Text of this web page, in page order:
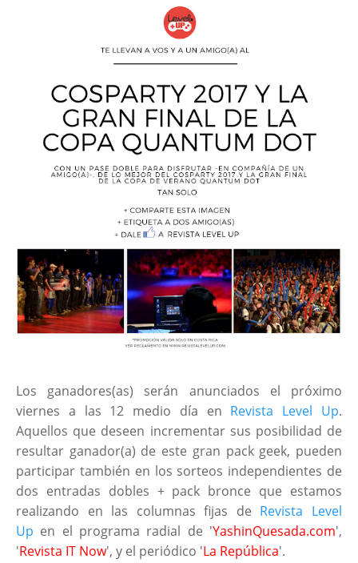
Los ganadores(as) serán anunciados el próximo
viernes a las 12 medio día en Revista Level Up.
Aquellos que deseen incrementar sus posibilidad de
resultar ganador(a) de este gran pack geek, pueden
participar también en los sorteos independientes de
dos entradas dobles + pack bronce que estamos
realizando en las columnas fijas de Revista Level
Up en el programa radial de 'YashinQuesada.com',
'Revista IT Now', y el periódico 'La República'.